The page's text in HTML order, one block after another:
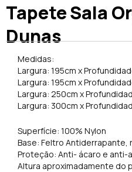
Tapete Sala
Dunas
Medidas:
Largura: 195cm x
Largura: 195cm x
Largura: 250cm x
Largura: 300cm x
Superfície: 100% Nylon
Base: Feltro Antiderrapante,
Proteção: Anti- ácaro e anti-
Altura aproximadamente do